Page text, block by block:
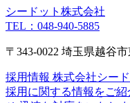
シードット株式会社
TEL：048-940-5885
〒343-0022 埼玉県越谷
採用情報 株式会社シー
採用に関する情報をご紹